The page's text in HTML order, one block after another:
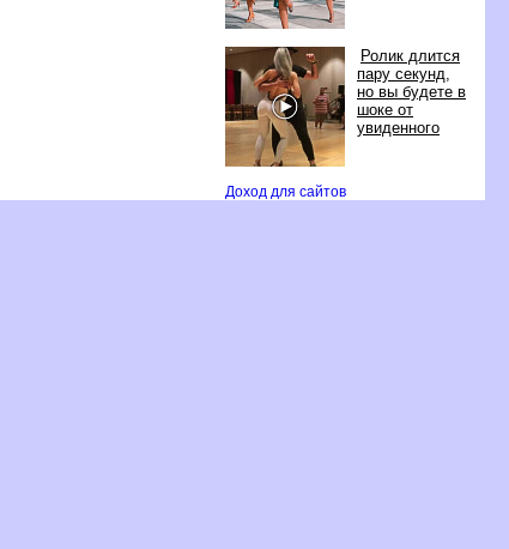
Ролик длится
пару секунд,
но вы будете
шоке от
увиденного
Доход для сайто